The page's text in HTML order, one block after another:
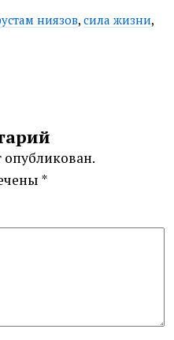
ниязов, сила жизни,
*